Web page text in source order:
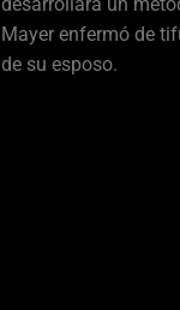
desarrollara un
Mayer enfermó de
de su esposo.